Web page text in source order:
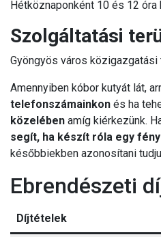
Hétköznaponként 10 és 12
Szolgáltatási
Gyöngyös város közigazgatási
Amennyiben kóbor kutyát lát,
telefonszámainkon és ha
közelében amíg kiérkezünk.
segít, ha készít róla egy
későbbiekben azonosítani
Ebrendészeti
Díjtételek